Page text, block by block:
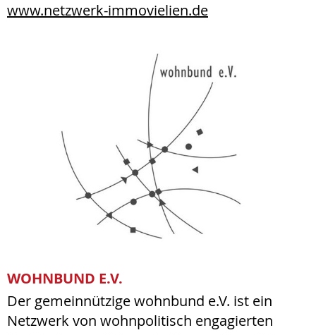
www.netzwerk-immovielien.de
WOHNBUND E.V.
Der gemeinnützige wohnbund e.V. ist ein
Netzwerk von wohnpolitisch engagierten